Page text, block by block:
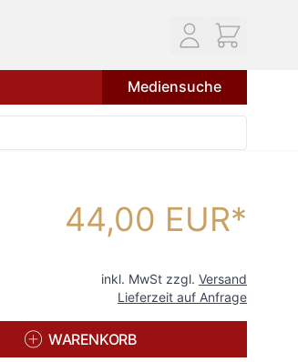
Mediensuche
44,00 EUR
inkl. MwSt zzgl. Versand
Lieferzeit auf Anfrage
WARENKORB